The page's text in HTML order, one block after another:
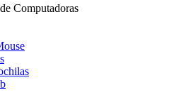
Computadoras